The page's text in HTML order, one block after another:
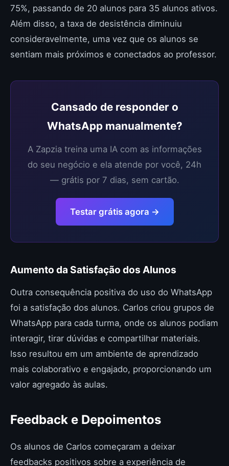
75%, passando de 20 alunos para 35 alunos ativos.
Além disso, a taxa de desistência diminuiu
consideravelmente, uma vez que os alunos se
sentiam mais próximos e conectados ao professor.
Cansado de responder o
WhatsApp manualmente?
A Zapzia treina uma IA com as informações
do seu negócio e ela atende por você, 24h
— grátis por 7 dias, sem cartão.
Testar grátis agora →
Aumento da Satisfação dos Alunos
Outra consequência positiva do uso do WhatsApp
foi a satisfação dos alunos. Carlos criou grupos de
WhatsApp para cada turma, onde os alunos podiam
interagir, tirar dúvidas e compartilhar materiais.
Isso resultou em um ambiente de aprendizado
mais colaborativo e engajado, proporcionando um
valor agregado às aulas.
Feedback e Depoimentos
Os alunos de Carlos começaram a deixar
feedbacks positivos sobre a experiência de